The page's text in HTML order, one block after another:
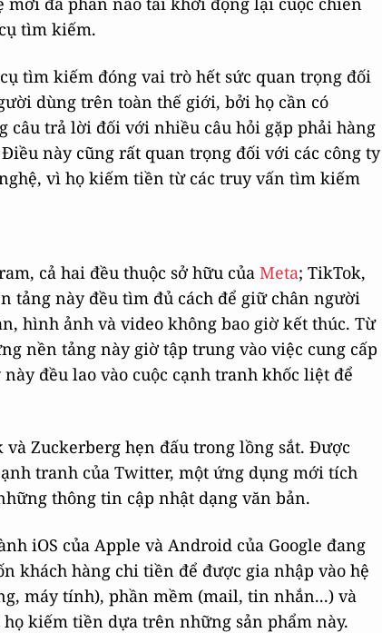
tìm kiếm.
tìm kiếm đóng vai trò hết sức quan trọng đối
dùng trên toàn thế giới, bởi họ cần có
câu trả lời đối với nhiều câu hỏi gặp phải hàng
này cũng rất quan trọng đối với các công ty
vì họ kiếm tiền từ các truy vấn tìm kiếm
cả hai đều thuộc sở hữu của Meta; TikTok,
tảng này đều tìm đủ cách để giữ chân người
hình ảnh và video không bao giờ kết thúc. Từ
nền tảng này giờ tập trung vào việc cung cấp
đều lao vào cuộc cạnh tranh khốc liệt để
Zuckerberg hẹn đấu trong lồng sắt. Được
tranh của Twitter, một ứng dụng mới tích
thông tin cập nhật dạng văn bản.
iOS của Apple và Android của Google đang
khách hàng chi tiền để được gia nhập vào hệ
máy tính), phần mềm (mail, tin nhắn...) và
kiếm tiền dựa trên những sản phẩm này.